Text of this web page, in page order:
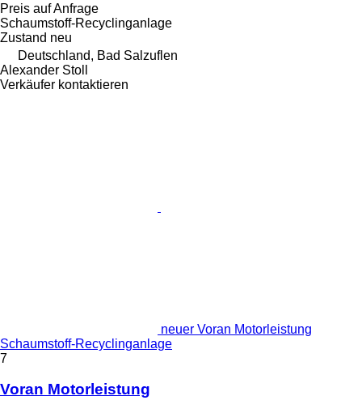
Preis auf Anfrage
Schaumstoff-Recyclinganlage
Zustand neu
Deutschland, Bad Salzuflen
Alexander Stoll
Verkäufer kontaktieren
neuer Voran Motorleistung
Schaumstoff-Recyclinganlage
7
Voran Motorleistung